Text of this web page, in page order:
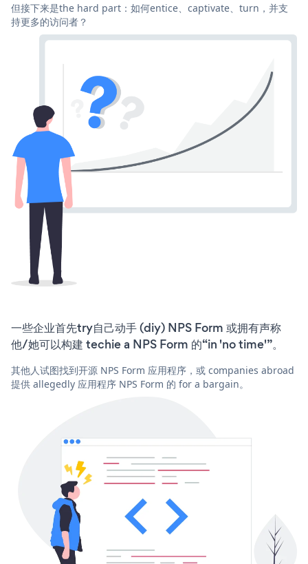
但接下来是the hard part：如何entice、captivate、turn，并支
持更多的访问者？
一些企业首先try自己动手 (diy) NPS Form 或拥有声称
他/她可以构建 techie a NPS Form 的“in 'no time'”。
其他人试图找到开源 NPS Form 应用程序，或 companies abroad
提供 allegedly 应用程序 NPS Form 的 for a bargain。